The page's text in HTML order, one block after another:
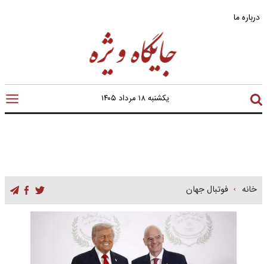
درباره ما
یکشنبه ۱۸ مرداد ۱۴۰۵
خانه فوتبال جهان